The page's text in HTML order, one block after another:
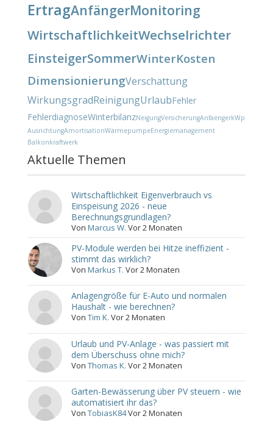
ErtragAnfängerMonitoring
WirtschaftlichkeitWechselrichter
EinsteigerSommerWinterKosten
DimensionierungVerschattung
WirkungsgradReinigungUrlaubFehler
FehlerdiagnoseWinterbilanzNeigungVersicherungAnfaengerkWp
AusrichtungAmortisationWärmepumpeEnergiemanagement
Balkonkraftwerk
Aktuelle Themen
Wirtschaftlichkeit Eigenverbrauch vs
Einspeisung 2026 - neue
Berechnungsgrundlagen?
VonMarcus W. Vor 2 Monaten
PV-Module werden bei Hitze ineffizient -
stimmt das wirklich?
VonMarkus T. Vor 2 Monaten
Anlagengröße für E-Auto und normalen
Haushalt - wie berechnen?
VonTim K. Vor 2 Monaten
Urlaub und PV-Anlage - was passiert mit
dem Überschuss ohne mich?
VonThomas K. Vor 2 Monaten
Garten-Bewässerung über PV steuern - wie
automatisiert ihr das?
VonTobiasK84Vor 2 Monaten